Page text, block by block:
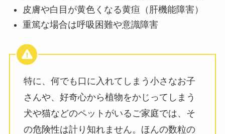
皮膚や白目が黄色くなる黄疸（肝機能障害）
重篤な場合は呼吸困難や意識障害
特に、何でも口に入れてしまう小さなお子
さんや、好奇心から植物をかじってしまう
犬や猫などのペットがいるご家庭では、そ
の危険性は計り知れません。ほんの数粒の